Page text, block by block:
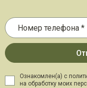
Ознакомлен(а) с
на обработку моих